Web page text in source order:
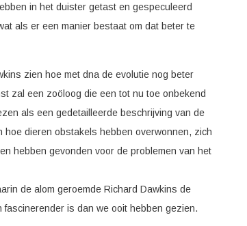
in het duister getast en gespeculeerd
als er een manier bestaat om dat beter te
zien hoe met dna de evolutie nog beter
zal een zoöloog die een tot nu toe onbekend
als een gedetailleerde beschrijving van de
dieren obstakels hebben overwonnen, zich
hebben gevonden voor de problemen van het
de alom geroemde Richard Dawkins de
is dan we ooit hebben gezien.